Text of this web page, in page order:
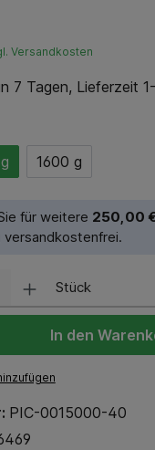
Versandkosten
7 Tagen, Lieferzeit
1600 g
für weitere 250,00
versandkostenfrei.
Stück
In den
PIC-0015000-40